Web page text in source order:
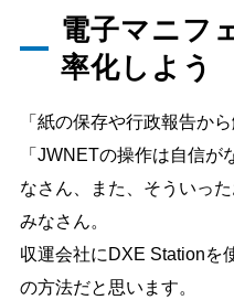
電子マニフ
率化しよう
「紙の保存や行政報告か
「JWNETの操作は自信
なさん、また、そういっ
みなさん。
収運会社にDXE Stationを
の方法だと思います。